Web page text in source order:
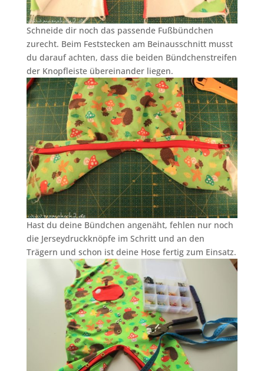
Schneide dir noch das passende Fußbündchen
zurecht. Beim Feststecken am Beinausschnitt musst
du darauf achten, dass die beiden Bündchenstreifen
der Knopfleiste übereinander liegen.
Hast du deine Bündchen angenäht, fehlen nur noch
die Jerseydruckknöpfe im Schritt und an den
Trägern und schon ist deine Hose fertig zum Einsatz.